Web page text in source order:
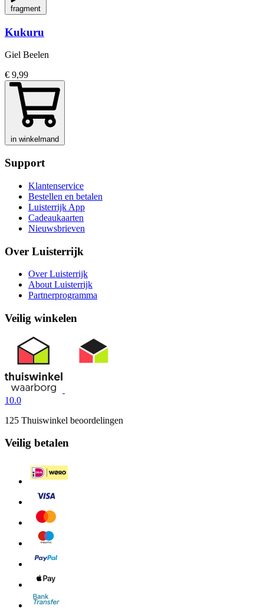
fragment
Kukuru
Giel Beelen
€ 9,99
in winkelmand
Support
Klantenservice
Bestellen en betalen
Luisterrijk App
Cadeaukaarten
Nieuwsbrieven
Over Luisterrijk
Over Luisterrijk
About Luisterrijk
Partnerprogramma
Veilig winkelen
10.0
125 Thuiswinkel beoordelingen
Veilig betalen